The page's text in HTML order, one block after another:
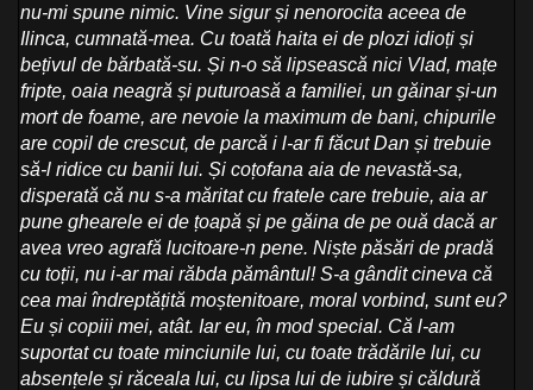
nu-mi spune nimic. Vine sigur și nenorocita aceea de
Ilinca, cumnată-mea. Cu toată haita ei de plozi idioți și
bețivul de bărbată-su. Și n-o să lipsească nici Vlad, mațe
fripte, oaia neagră și puturoasă a familiei, un găinar și-un
mort de foame, are nevoie la maximum de bani, chipurile
are copil de crescut, de parcă i l-ar fi făcut Dan și trebuie
să-l ridice cu banii lui. Și coțofana aia de nevastă-sa,
disperată că nu s-a măritat cu fratele care trebuie, aia ar
pune ghearele ei de țoapă și pe găina de pe ouă dacă ar
avea vreo agrafă lucitoare-n pene. Niște păsări de pradă
cu toții, nu i-ar mai răbda pământul! S-a gândit cineva că
cea mai îndreptățită moștenitoare, moral vorbind, sunt eu?
Eu și copiii mei, atât. Iar eu, în mod special. Că l-am
suportat cu toate minciunile lui, cu toate trădările lui, cu
absențele și răceala lui, cu lipsa lui de iubire și căldură